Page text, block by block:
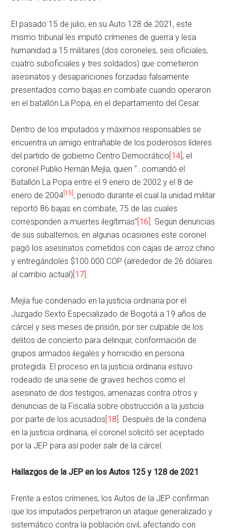
El pasado 15 de julio, en su Auto 128 de 2021, este
mismo tribunal les imputó crímenes de guerra y lesa
humanidad a 15 militares (dos coroneles, seis oficiales,
cuatro suboficiales y tres soldados) que cometieron
asesinatos y desapariciones forzadas falsamente
presentados como bajas en combate cuando operaron
en el batallón La Popa, en el departamento del Cesar.
Dentro de los imputados y máximos responsables se
encuentra un amigo entrañable de los poderosos líderes
del partido de gobierno Centro Democrático[14], el
coronel Publio Hernán Mejía, quien “…comandó el
Batallón La Popa entre el 9 enero de 2002 y el 8 de
enero de 2004 [15] , periodo durante el cual la unidad militar
reportó 86 bajas en combate, 75 de las cuales
corresponden a muertes ilegítimas”[16]. Según denuncias
de sus subalternos, en algunas ocasiones este coronel
pagó los asesinatos cometidos con cajas de arroz chino
y entregándoles $100.000 COP (alrededor de 26 dólares
al cambio actual)[17].
Mejía fue condenado en la justicia ordinaria por el
Juzgado Sexto Especializado de Bogotá a 19 años de
cárcel y seis meses de prisión, por ser culpable de los
delitos de concierto para delinquir, conformación de
grupos armados ilegales y homicidio en persona
protegida. El proceso en la justicia ordinaria estuvo
rodeado de una serie de graves hechos como el
asesinato de dos testigos, amenazas contra otros y
denuncias de la Fiscalía sobre obstrucción a la justicia
por parte de los acusados[18]. Después de la condena
en la justicia ordinaria, el coronel solicitó ser aceptado
por la JEP para así poder salir de la cárcel.
Hallazgos de la JEP en los Autos 125 y 128 de 2021
Frente a estos crímenes, los Autos de la JEP confirman
que los imputados perpetraron un ataque generalizado y
sistemático contra la población civil, afectando con